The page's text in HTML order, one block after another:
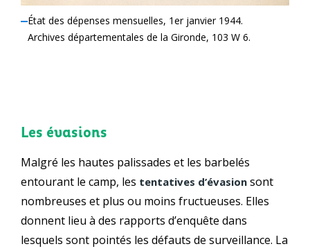
État des dépenses mensuelles, 1er janvier 1944.
Archives départementales de la Gironde, 103 W 6.
Les évasions
Malgré les hautes palissades et les barbelés
entourant le camp, les tentatives d’évasion sont
nombreuses et plus ou moins fructueuses. Elles
donnent lieu à des rapports d’enquête dans
lesquels sont pointés les défauts de surveillance. La